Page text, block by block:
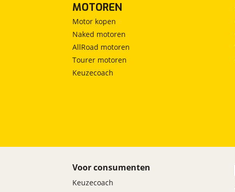
MOTOREN
Motor kopen
Naked motoren
AllRoad motoren
Tourer motoren
Keuzecoach
Voor consumenten
Keuzecoach